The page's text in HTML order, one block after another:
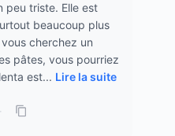
peu triste. Elle est
beaucoup plus
vous cherchez un
pâtes, vous pourriez
est... Lire la suite
·